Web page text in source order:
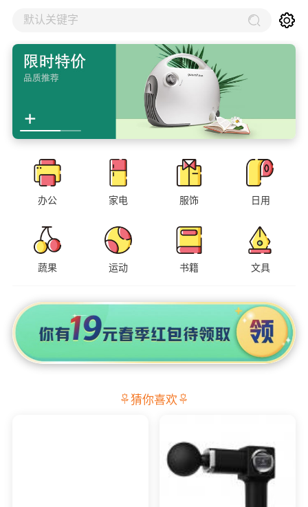
默认关键字
办公 家电 服饰 日用
蔬果 运动 书籍 文具
猜你喜欢